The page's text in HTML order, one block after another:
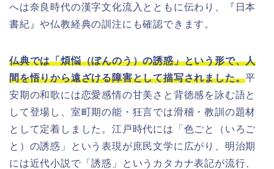
へは奈良時代の漢字文化流入とともに伝わり、『日本
書紀』や仏教経典の訓注にも確認できます。
仏典では「煩悩（ぼんのう）の誘惑」という形で、人
間を悟りから遠ざける障害として描写されました。平
安期の和歌には恋愛感情の甘美さと背徳感を詠む語と
して登場し、室町期の能・狂言では滑稽・教訓の題材
として定着しました。江戸時代には「色ごと（いろご
と）の誘惑」という表現が庶民文学に広がり、明治期
には近代小説で「誘惑」というカタカナ表記が流行、